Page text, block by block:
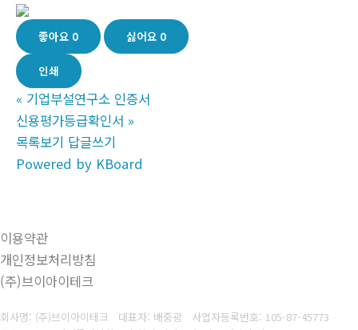
좋아요 0 싫어요 0
인쇄
« 기업부설연구소 인증서
신용평가등급확인서 »
목록보기 답글쓰기
Powered by KBoard
이용약관
개인정보처리방침
(주)브이아이테크
회사명: (주)브이아이테크 대표자: 배중광 사업자등록번호: 105-87-45773